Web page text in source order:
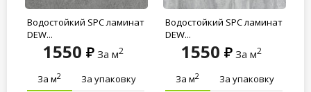
Водостойкий SPC ламинат
DEW...
1550 За м2
За м2 За упаковку
Водостойкий SPC ламинат
DEW...
1550 За м2
За м2 За упаковку